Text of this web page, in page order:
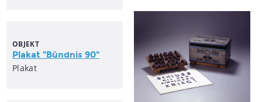
OBJEKT
Plakat "Bündnis 90"
Plakat